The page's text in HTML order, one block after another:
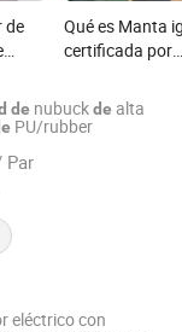
de
Qué es Manta
certificada por
- Fácil de
reutilizable
de nubuckde alta
PU/rubber
Par
eléctrico con